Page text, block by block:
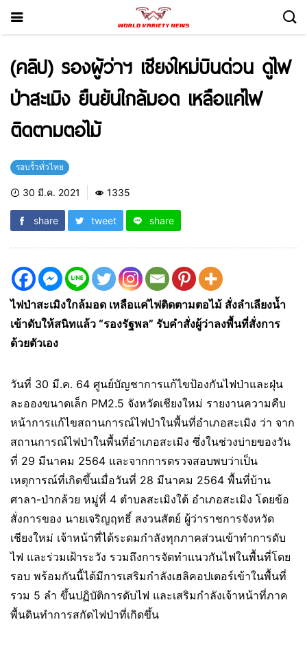
(คลิป) รองผู้ว่าฯ เชียงใหม่บินด่วน ดูไฟ
ป่าสะเมิง ยืนยันใกล้มอด เหลือแค่ไฟ
ติดตามตอไม้
รอบรั้วทั่วไทย
30 มี.ค. 2021 1335
share tweet share
ไฟป่าสะเมิงใกล้มอด เหลือแค่ไฟติดตามตอไม้ สั่งลำเลียงน้ำ
เข้าดับให้สนิทแล้ว “รองรัฐพล” รับคำสั่งผู้ว่าลงพื้นที่สั่งการ
ด้วยตัวเอง
วันที่ 30 มี.ค. 64 ศูนย์บัญชาการแก้ไขป้องกันไฟป่าและฝุ่น
ละอองขนาดเล็ก PM2.5 จังหวัดเชียงใหม่ รายงานความคืบ
หน้าการแก้ไขสถานการณ์ไฟป่าในพื้นที่อำเภอสะเมิง ว่า จาก
สถานการณ์ไฟป่าในพื้นที่อำเภอสะเมิง ซึ่งในช่วงบ่ายของวัน
ที่ 29 มีนาคม 2564 และจากการตรวจสอบพบว่าเป็น
เหตุการณ์ที่เกิดขึ้นเมื่อวันที่ 28 มีนาคม 2564 พื้นที่บ้าน
ศาลา-ป่ากล้วย หมู่ที่ 4 ตำบลสะเมิงใต้ อำเภอสะเมิง โดยข้อ
สั่งการของ นายเจริญฤทธิ์ สงวนสัตย์ ผู้ว่าราชการจังหวัด
เชียงใหม่ เจ้าหน้าที่ได้ระดมกำลังทุกภาคส่วนเข้าทำการดับ
ไฟ และร่วมเฝ้าระวัง รวมถึงการจัดทำแนวกันไฟในพื้นที่โดย
รอบ พร้อมกันนี้ได้มีการเสริมกำลังเฮลิคอปเตอร์เข้าในพื้นที่
รวม 5 ลำ ขึ้นปฏิบัติการดับไฟ และเสริมกำลังเจ้าหน้าที่ภาค
พื้นดินทำการสกัดไฟป่าที่เกิดขึ้น